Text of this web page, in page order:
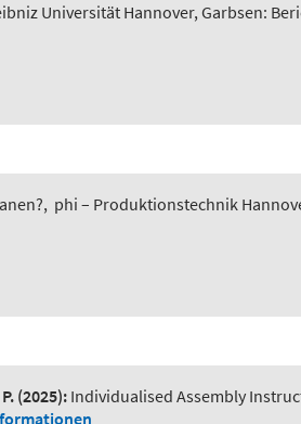
Universität Hannover, Garbsen:
, phi – Produktionstechnik
(2025): Individualised Assembly